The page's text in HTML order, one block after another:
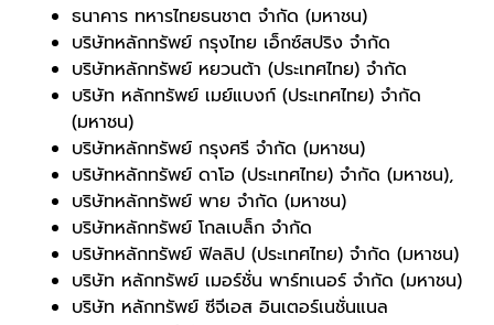
ธนาคาร ทหารไทยธนชาต จำกัด (มหาชน)
บริษัทหลักทรัพย์ กรุงไทย เอ็กซ์สปริง จำกัด
บริษัทหลักทรัพย์ หยวนต้า (ประเทศไทย) จำกัด
บริษัท หลักทรัพย์ เมย์แบงก์ (ประเทศไทย) จำกัด
(มหาชน)
บริษัทหลักทรัพย์ กรุงศรี จำกัด (มหาชน)
บริษัทหลักทรัพย์ ดาโอ (ประเทศไทย) จำกัด (มหาชน),
บริษัทหลักทรัพย์ พาย จำกัด (มหาชน)
บริษัทหลักทรัพย์ โกลเบล็ก จำกัด
บริษัทหลักทรัพย์ ฟิลลิป (ประเทศไทย) จำกัด (มหาชน)
บริษัท หลักทรัพย์ เมอร์ชั่น พาร์ทเนอร์ จำกัด (มหาชน)
บริษัท หลักทรัพย์ ซีจีเอส อินเตอร์เนชั่นแนล